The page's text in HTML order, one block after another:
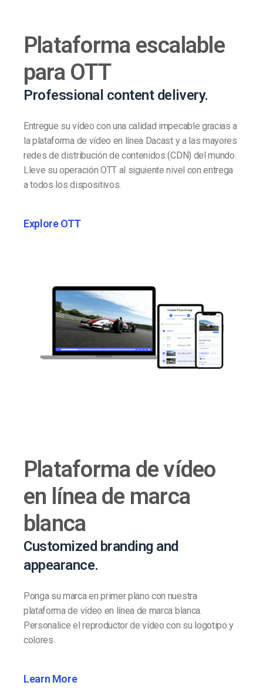
Plataforma escalable
para OTT
Professional content delivery.
Entregue su vídeo con una calidad impecable gracias a
la plataforma de vídeo en línea Dacast y a las mayores
redes de distribución de contenidos (CDN) del mundo.
Lleve su operación OTT al siguiente nivel con entrega
a todos los dispositivos.
Explore OTT
Plataforma de vídeo
en línea de marca
blanca
Customized branding and
appearance.
Ponga su marca en primer plano con nuestra
plataforma de vídeo en línea de marca blanca.
Personalice el reproductor de vídeo con su logotipo y
colores.
Learn More